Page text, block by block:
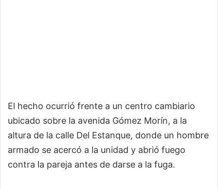
El hecho ocurrió frente a un centro cambiario
ubicado sobre la avenida Gómez Morín, a la
altura de la calle Del Estanque, donde un hombre
armado se acercó a la unidad y abrió fuego
contra la pareja antes de darse a la fuga.